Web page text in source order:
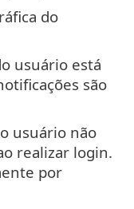
do
usuário está
são
usuário não
realizar login.
por